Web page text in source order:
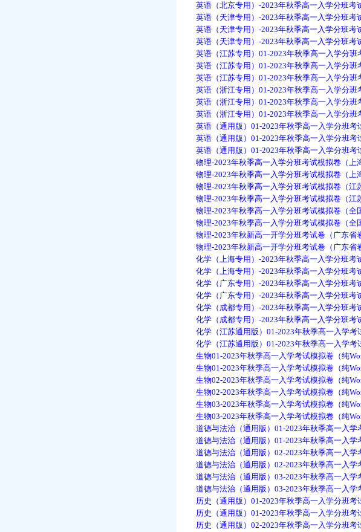
英语（北京专用）-2023年秋季高一入学分班考
英语（天津专用）-2023年秋季高一入学分班考
英语（天津专用）-2023年秋季高一入学分班考
英语（天津专用）-2023年秋季高一入学分班考
英语（江苏专用）01-2023年秋季高一入学分班
英语（江苏专用）01-2023年秋季高一入学分班
英语（江苏专用）01-2023年秋季高一入学分班
英语（浙江专用）01-2023年秋季高一入学分班
英语（浙江专用）01-2023年秋季高一入学分班
英语（浙江专用）01-2023年秋季高一入学分班
英语（通用版）01-2023年秋季高一入学分班考
英语（通用版）01-2023年秋季高一入学分班考
英语（通用版）01-2023年秋季高一入学分班考
物理-2023年秋季高一入学分班考试模拟卷（上
物理-2023年秋季高一入学分班考试模拟卷（上
物理-2023年秋季高一入学分班考试模拟卷（江
物理-2023年秋季高一入学分班考试模拟卷（江
物理-2023年秋季高一入学分班考试模拟卷（全
物理-2023年秋季高一入学分班考试模拟卷（全
物理-2023年秋新高一开学分班考试卷（广东省
物理-2023年秋新高一开学分班考试卷（广东省
化学（上海专用）-2023年秋季高一入学分班考
化学（上海专用）-2023年秋季高一入学分班考
化学（广东专用）-2023年秋季高一入学分班考
化学（广东专用）-2023年秋季高一入学分班考
化学（成都专用）-2023年秋季高一入学分班考
化学（成都专用）-2023年秋季高一入学分班考
化学（江苏通用版）01-2023年秋季高一入学考
化学（江苏通用版）01-2023年秋季高一入学考
生物01-2023年秋季高一入学考试模拟卷（纯
生物01-2023年秋季高一入学考试模拟卷（纯
生物02-2023年秋季高一入学考试模拟卷（纯
生物02-2023年秋季高一入学考试模拟卷（纯
生物03-2023年秋季高一入学考试模拟卷（纯
生物03-2023年秋季高一入学考试模拟卷（纯
道德与法治（通用版）01-2023年秋季高一入学
道德与法治（通用版）01-2023年秋季高一入学
道德与法治（通用版）02-2023年秋季高一入学
道德与法治（通用版）02-2023年秋季高一入学
道德与法治（通用版）03-2023年秋季高一入学
道德与法治（通用版）03-2023年秋季高一入学
历史（通用版）01-2023年秋季高一入学分班考
历史（通用版）01-2023年秋季高一入学分班考
历史（通用版）02-2023年秋季高一入学分班考